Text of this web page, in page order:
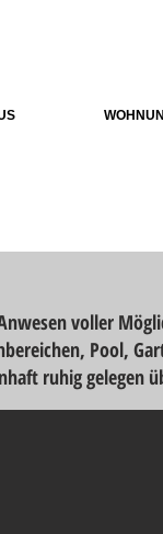
voller
Pool,
ruhig gelegen